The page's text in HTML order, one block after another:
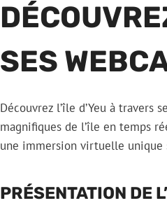
SES
Découvrez l’île d’Yeu à travers
magnifiques de l’île en temps
une immersion virtuelle unique
PRÉSENTATION DE